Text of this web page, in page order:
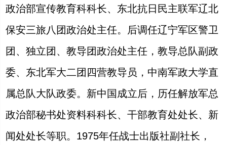
政治部宣传教育科科长、东北抗日民主联军辽北
保安三旅八团政治处主任。后调任辽宁军区警卫
团、独立团、教导团政治处主任，教导总队副政
委、东北军大二团四营教导员，中南军政大学直
属总队大队政委。新中国成立后，历任解放军总
政治部秘书处资料科科长、干部教育处处长、新
闻处处长等职。 1975年任战士出版社副社长，